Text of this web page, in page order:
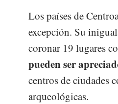
Los países de
excepción. Su
coronar 19 lugares
pueden ser
centros de ciudades
arqueológicas.